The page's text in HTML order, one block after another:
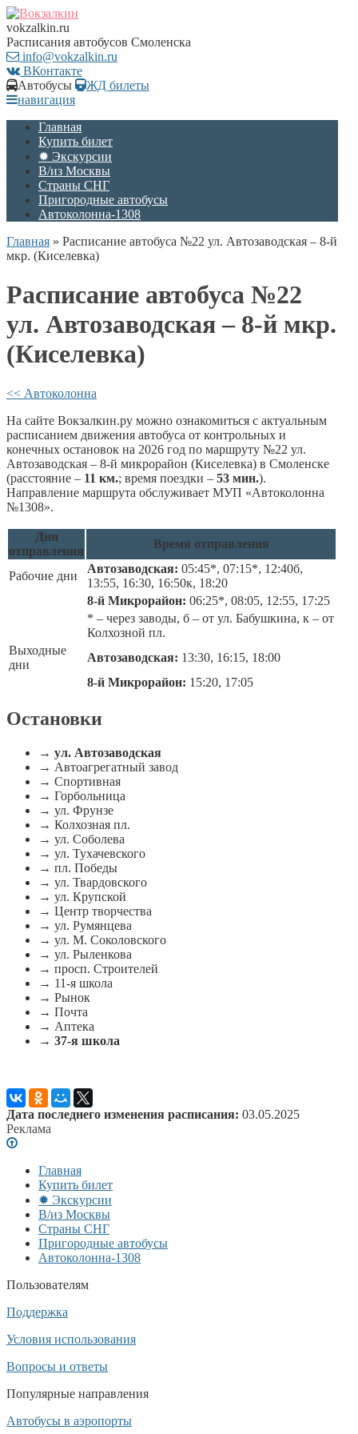
vokzalkin.ru
Расписания автобусов Смоленска
info@vokzalkin.ru
ВКонтакте
Автобусы
ЖД билеты
навигация
Главная
Купить билет
✹ Экскурсии
В/из Москвы
Страны СНГ
Пригородные автобусы
Автоколонна-1308
Главная » Расписание автобуса №22 ул. Автозаводская – 8-й
мкр. (Киселевка)
Расписание автобуса №22
ул. Автозаводская – 8-й мкр.
(Киселевка)
<< Автоколонна
На сайте Вокзалкин.ру можно ознакомиться с актуальным
расписанием движения автобуса от контрольных и
конечных остановок на 2026 год по маршруту №22 ул.
Автозаводская – 8-й микрорайон (Киселевка) в Смоленске
(расстояние – 11 км.; время поездки – 53 мин.).
Направление маршрута обслуживает МУП «Автоколонна
№1308».
Дни
отправления
Время отправления
Рабочие дни
Автозаводская: 05:45*, 07:15*, 12:40б,
13:55, 16:30, 16:50к, 18:20
8-й Микрорайон: 06:25*, 08:05, 12:55, 17:25
* – через заводы, б – от ул. Бабушкина, к – от
Колхозной пл.
Выходные
дни
Автозаводская: 13:30, 16:15, 18:00
8-й Микрорайон: 15:20, 17:05
Остановки
→ ул. Автозаводская
→ Автоагрегатный завод
→ Спортивная
→ Горбольница
→ ул. Фрунзе
→ Колхозная пл.
→ ул. Соболева
→ ул. Тухачевского
→ пл. Победы
→ ул. Твардовского
→ ул. Крупской
→ Центр творчества
→ ул. Румянцева
→ ул. М. Соколовского
→ ул. Рыленкова
→ просп. Строителей
→ 11-я школа
→ Рынок
→ Почта
→ Аптека
→ 37-я школа
Дата последнего изменения расписания: 03.05.2025
Реклама
Главная
Купить билет
✹ Экскурсии
В/из Москвы
Страны СНГ
Пригородные автобусы
Автоколонна-1308
Пользователям
Поддержка
Условия использования
Вопросы и ответы
Популярные направления
Автобусы в аэропорты